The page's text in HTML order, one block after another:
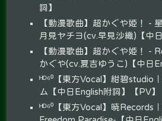
詞】
【動漫歌曲】超かぐや姫！ -
月見ヤチヨ(cv.早見沙織)【中
【動漫歌曲】超かぐや姫！ -
かぐや(cv.夏吉ゆうこ)【中日
ᴴᴰ⁶⁰【東方Vocal】紺碧studio
ム【中日English附詞】【PV】
ᴴᴰ⁶⁰【東方Vocal】暁Records